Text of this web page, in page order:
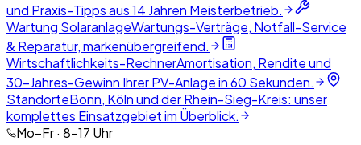
und Praxis-Tipps aus 14 Jahren Meisterbetrieb.
Wartung SolaranlageWartungs-Verträge, Notfall-Service
& Reparatur, markenübergreifend.
Wirtschaftlichkeits-RechnerAmortisation, Rendite und
30-Jahres-Gewinn Ihrer PV-Anlage in 60 Sekunden.
StandorteBonn, Köln und der Rhein-Sieg-Kreis: unser
komplettes Einsatzgebiet im Überblick.
Mo–Fr · 8–17 Uhr